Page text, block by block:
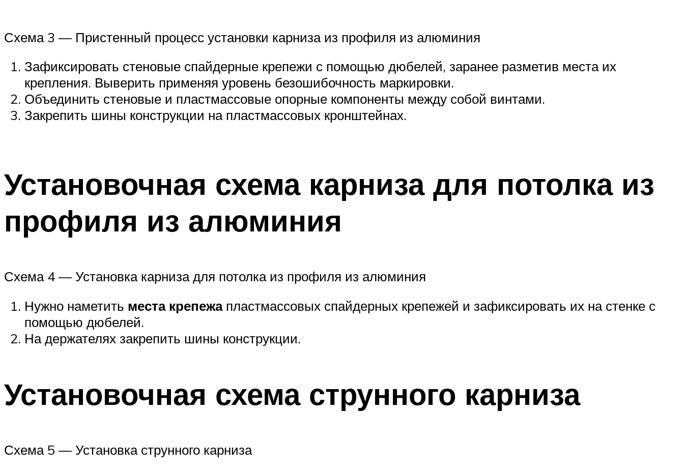
Схема 3 — Пристенный процесс установки карниза из профиля из алюминия
Зафиксировать стеновые спайдерные крепежи с помощью дюбелей, заранее разметив места их
крепления. Выверить применяя уровень безошибочность маркировки.
Объединить стеновые и пластмассовые опорные компоненты между собой винтами.
Закрепить шины конструкции на пластмассовых кронштейнах.
Установочная схема карниза для потолка из
профиля из алюминия
Схема 4 — Установка карниза для потолка из профиля из алюминия
Нужно наметить места крепежапластмассовых спайдерных крепежей и зафиксировать их на стенке с
помощью дюбелей.
На держателях закрепить шины конструкции.
Установочная схема струнного карниза
Схема 5 — Установка струнного карниза